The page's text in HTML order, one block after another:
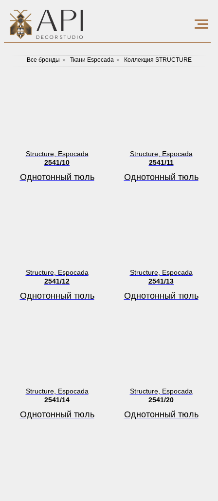
Все бренды » Ткани Espocada » Коллекция STRUCTURE
Structure, Espocada
2541/10
Однотонный тюль
Structure, Espocada
2541/11
Однотонный тюль
Structure, Espocada
2541/12
Однотонный тюль
Structure, Espocada
2541/13
Однотонный тюль
Structure, Espocada
2541/14
Однотонный тюль
Structure, Espocada
2541/20
Однотонный тюль